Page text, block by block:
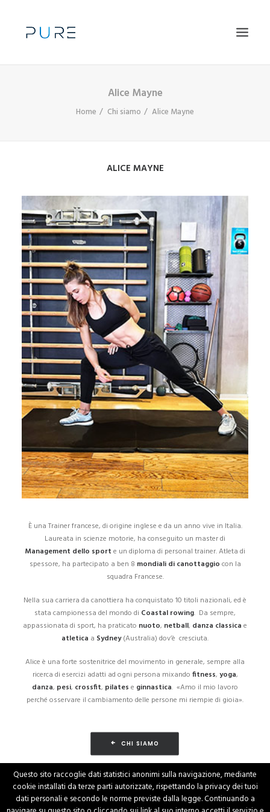
LAVORA CON NOI
CONTATTI
Alice Mayne
Home Chi siamo Alice Mayne
ALICE MAYNE
È una Trainer francese, di origine inglese e da un anno vive in Italia.
Laureata in scienze motorie, ha conseguito un master di
Management dello sport e un diploma di personal trainer. Atleta di
spessore, ha partecipato a ben 8 mondiali di canottaggio con la
squadra Francese.
Nella sua carriera da canottiera ha conquistato 10 titoli nazionali, ed è
stata campionessa del mondo di Coastal rowing. Da sempre,
appassionata di sport, ha praticato nuoto, netball, danza classica e
atletica a Sydney(Australia) dov’è cresciuta.
Alice è una forte sostenitrice del movimento in generale, sempre alla
ricerca di esercizi adatti ad ogni persona mixando fitness, yoga,
danza, pesi, crossfit, pilates e ginnastica. «Amo il mio lavoro
perché osservare il cambiamento delle persone mi riempie di gioia».
CHI SIAMO
Questo sito raccoglie dati statistici anonimi sulla navigazione, mediante
cookie installati da terze parti autorizzate, rispettando la privacy dei tuoi
dati personali e secondo le norme previste dalla legge. Continuando a